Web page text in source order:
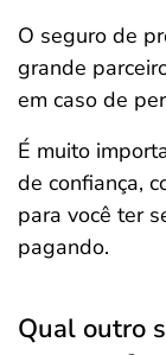
O seguro de
grande
em caso de
É muito
de confiança,
para você ter
pagando.
Qual outro